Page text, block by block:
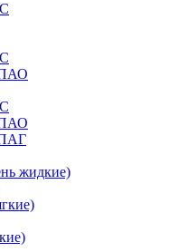
ПАО
ПАО
ПАГ
жидкие)